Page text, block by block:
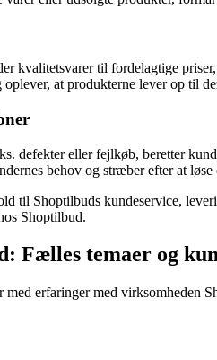
kvalitetsvarer til fordelagtige
at produkterne lever op til
defekter eller fejlkøb, beretter
behov og stræber efter at
til Shoptilbuds kundeservice,
Shoptilbud.
Fælles temaer og
erfaringer med virksomheden